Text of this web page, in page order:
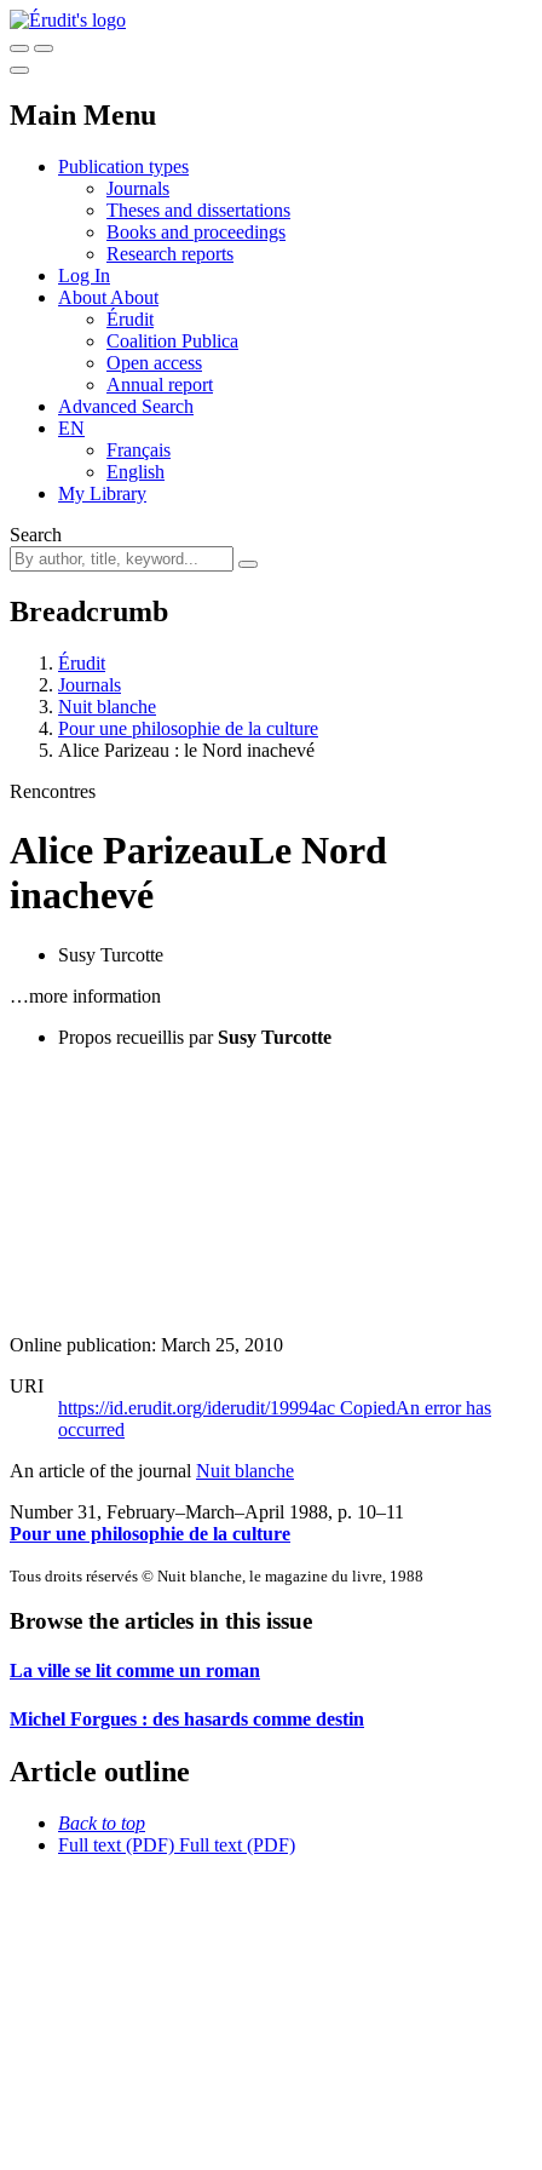
Main Menu
Publication types
Journals
Theses and dissertations
Books and proceedings
Research reports
Log In
About About
Érudit
Coalition Publica
Open access
Annual report
Advanced Search
EN
Français
English
My Library
Search
Breadcrumb
Érudit
Journals
Nuit blanche
Pour une philosophie de la culture
Alice Parizeau : le Nord inachevé
Rencontres
Alice ParizeauLe Nord
inachevé
Susy Turcotte
…more information
Propos recueillis par Susy Turcotte
Online publication: March 25, 2010
URI
https://id.erudit.org/iderudit/19994ac CopiedAn error has
occurred
An article of the journal Nuit blanche
Number 31, February–March–April 1988, p. 10–11
Pour une philosophie de la culture
Tous droits réservés © Nuit blanche, le magazine du livre, 1988
Browse the articles in this issue
La ville se lit comme un roman
Michel Forgues : des hasards comme destin
Article outline
Back to top
Full text (PDF) Full text (PDF)